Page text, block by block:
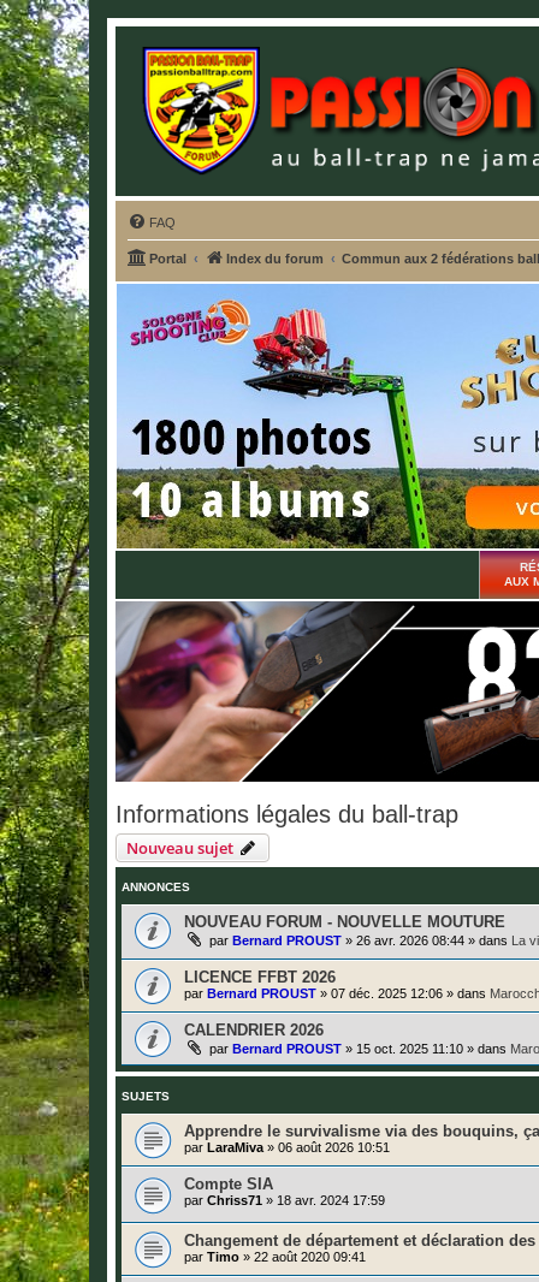
FAQ
Portal Index du forum Commun aux 2 fédérations
AUX
Informations légales du ball-trap
Nouveau sujet
ANNONCES
NOUVEAU FORUM - NOUVELLE MOUTURE
par Bernard PROUST » 26 avr. 2026 08:44 » dans La
LICENCE FFBT 2026
par Bernard PROUST » 07 déc. 2025 12:06 » dans
CALENDRIER 2026
par Bernard PROUST » 15 oct. 2025 11:10 » dans
SUJETS
Apprendre le survivalisme via des bouquins,
par LaraMiva » 06 août 2026 10:51
Compte SIA
par Chriss71 » 18 avr. 2024 17:59
Changement de département et déclaration des
par Timo » 22 août 2020 09:41